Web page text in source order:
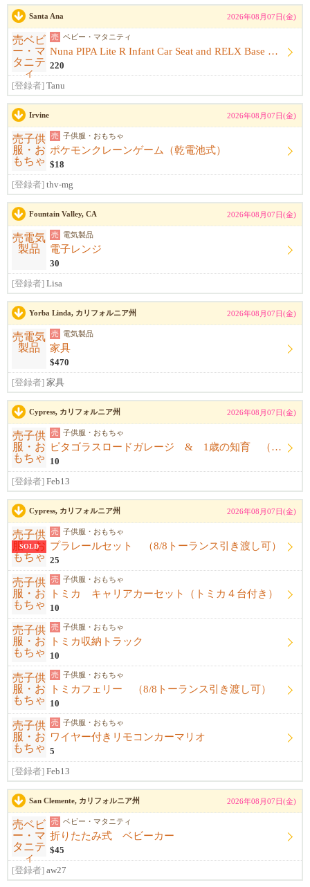
Santa Ana 2026年08月07日(金)
売 ベビー・マタニティ
Nuna PIPA Lite R Infant Car Seat and RELX Base （インファントカーシート ...
220
[登録者] Tanu
Irvine 2026年08月07日(金)
売 子供服・おもちゃ
ポケモンクレーンゲーム（乾電池式）
$18
[登録者] thv-mg
Fountain Valley, CA 2026年08月07日(金)
売 電気製品
電子レンジ
30
[登録者] Lisa
Yorba Linda, カリフォルニア州 2026年08月07日(金)
売 電気製品
家具
$470
[登録者] 家具
Cypress, カリフォルニア州 2026年08月07日(金)
売 子供服・おもちゃ
ピタゴラスロードガレージ & 1歳の知育 （8/8トーランス引き渡し可）
10
[登録者] Feb13
Cypress, カリフォルニア州 2026年08月07日(金)
SOLD
売 子供服・おもちゃ
プラレールセット （8/8トーランス引き渡し可）
25
売 子供服・おもちゃ
トミカ キャリアカーセット（トミカ４台付き）
10
売 子供服・おもちゃ
トミカ収納トラック
10
売 子供服・おもちゃ
トミカフェリー （8/8トーランス引き渡し可）
10
売 子供服・おもちゃ
ワイヤー付きリモコンカーマリオ
5
[登録者] Feb13
San Clemente, カリフォルニア州 2026年08月07日(金)
売 ベビー・マタニティ
折りたたみ式 ベビーカー
$45
[登録者] aw27